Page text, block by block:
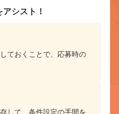
シスト！
ておくことで、応募時の